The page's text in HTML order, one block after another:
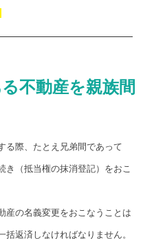
不動産を親族間
る際、たとえ兄弟間であって
き（抵当権の抹消登記）をおこ
産の名義変更をおこなうことは
返済しなければなりません。